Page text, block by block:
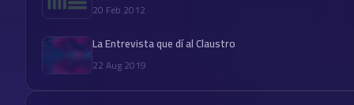
20 Feb 2012
La Entrevista que dí al Claustro
22 Aug 2019